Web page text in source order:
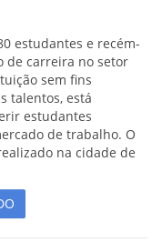
estudantes e recém-
de carreira no setor
sem fins
talentos, está
estudantes
de trabalho. O
na cidade de